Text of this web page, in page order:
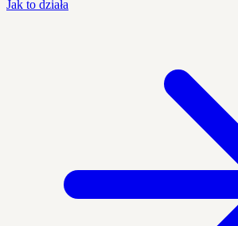
Jak to działa